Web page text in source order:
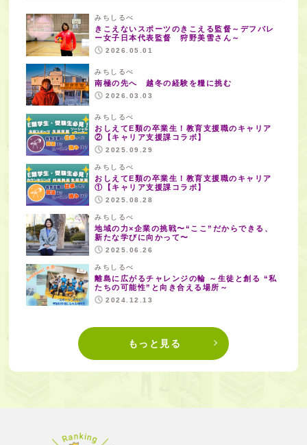
みちしるべ
きこえないスポーツのきこえる監督～デフバレ
ー女子日本代表監督 狩野美雪さん～
2026.05.01
みちしるべ
南極の先へ 越冬の経験を糧に挑む
2026.03.03
みちしるべ
おしえてE類の卒業生！教育支援職のキャリア
②【キャリア支援課コラボ】
2025.09.29
みちしるべ
おしえてE類の卒業生！教育支援職のキャリア
①【キャリア支援課コラボ】
2025.08.28
みちしるべ
地域の力×企業の挑戦〜“ここ”だからできる、
新たな学びに向かって〜
2025.06.26
みちしるべ
離島に広がるチャレンジの輪 ～生徒と創る “私
たちの可能性”と向き合える場所～
2024.12.13
もっと見る